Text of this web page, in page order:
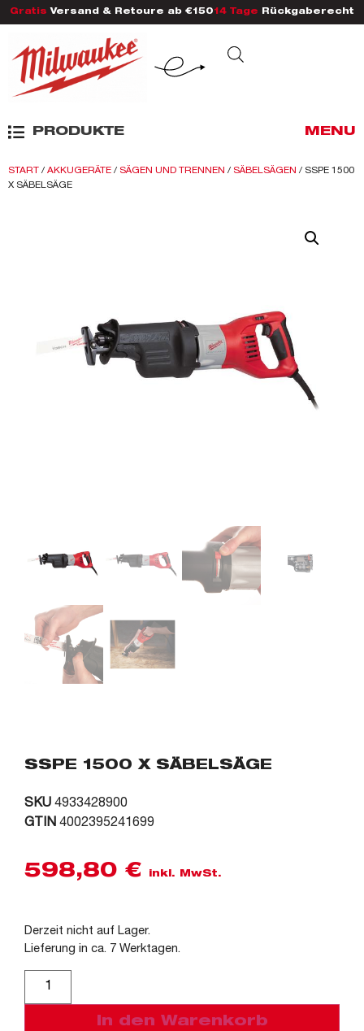
Gratis Versand & Retoure ab €150 14 Tage Rückgaberecht
PRODUKTE MENU
START / AKKUGERÄTE / SÄGEN UND TRENNEN / SÄBELSÄGEN / SSPE 1500
X SÄBELSÄGE
SSPE 1500 X SÄBELSÄGE
SKU 4933428900
GTIN 4002395241699
598,80 € inkl. MwSt.
Derzeit nicht auf Lager.
Lieferung in ca. 7 Werktagen.
In den Warenkorb